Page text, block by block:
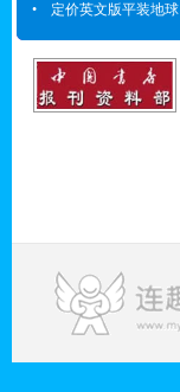
•
定价英文版平装地球